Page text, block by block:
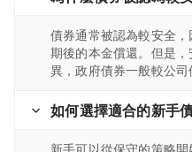
債券通常被認為較安全
期後的本金償還。但是
異，政府債券一般較公司
如何選擇適合的新手
新手可以從保守的策略